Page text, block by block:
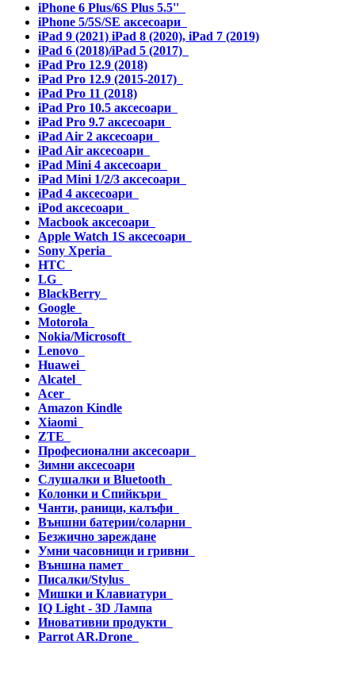
iPhone 6 Plus/6S Plus 5.5''
iPhone 5/5S/SE аксесоари
iPad 9 (2021) iPad 8 (2020), iPad 7 (2019)
iPad 6 (2018)/iPad 5 (2017)
iPad Pro 12.9 (2018)
iPad Pro 12.9 (2015-2017)
iPad Pro 11 (2018)
iPad Pro 10.5 аксесоари
iPad Pro 9.7 аксесоари
iPad Air 2 аксесоари
iPad Air аксесоари
iPad Mini 4 аксесоари
iPad Mini 1/2/3 аксесоари
iPad 4 аксесоари
iPod аксесоари
Macbook аксесоари
Apple Watch 1S аксесоари
Sony Xperia
HTC
LG
BlackBerry
Google
Motorola
Nokia/Microsoft
Lenovo
Huawei
Alcatel
Acer
Amazon Kindle
Xiaomi
ZTE
Професионални аксесоари
Зимни аксесоари
Слушалки и Bluetooth
Колонки и Спийкъри
Чанти, раници, калъфи
Външни батерии/соларни
Безжично зареждане
Умни часовници и гривни
Външна памет
Писалки/Stylus
Мишки и Клавиатури
IQ Light - 3D Лампа
Иновативни продукти
Parrot AR.Drone